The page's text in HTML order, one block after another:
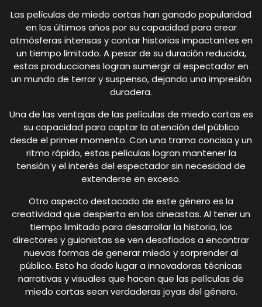
Las películas de miedo cortas han ganado popularidad
en los últimos años por su capacidad para crear
atmósferas intensas y contar historias impactantes en
un tiempo limitado. A pesar de su duración reducida,
estas producciones logran sumergir al espectador en
un mundo de terror y suspenso, dejando una impresión
duradera.
Una de las ventajas de las películas de miedo cortas es
su capacidad para captar la atención del público
desde el primer momento. Con una trama concisa y un
ritmo rápido, estas películas logran mantener la
tensión y el interés del espectador sin necesidad de
extenderse en exceso.
Otro aspecto destacado de este género es la
creatividad que despierta en los cineastas. Al tener un
tiempo limitado para desarrollar la historia, los
directores y guionistas se ven desafiados a encontrar
nuevas formas de generar miedo y sorprender al
público. Esto ha dado lugar a innovadoras técnicas
narrativas y visuales que hacen que las películas de
miedo cortas sean verdaderas joyas del género.